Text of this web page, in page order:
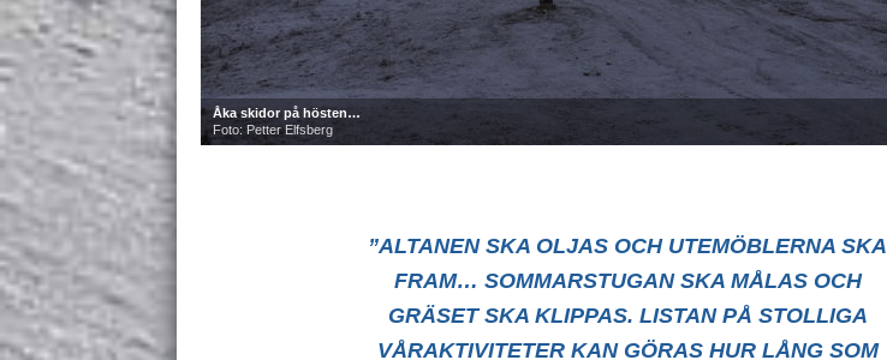
Åka skidor på hösten…
Foto: Petter Elfsberg
”ALTANEN SKA OLJAS OCH UTEMÖBLERNA SKA
FRAM… SOMMARSTUGAN SKA MÅLAS OCH
GRÄSET SKA KLIPPAS. LISTAN PÅ STOLLIGA
VÅRAKTIVITETER KAN GÖRAS HUR LÅNG SOM